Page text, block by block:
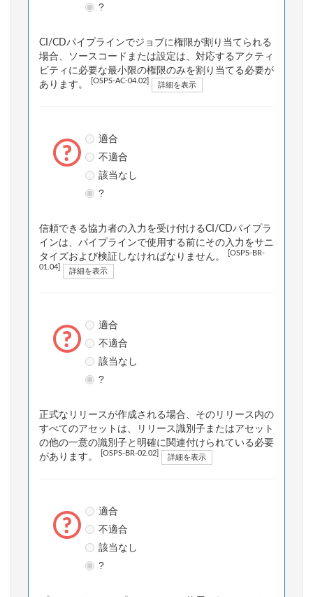
?
CI/CDパイプラインでジョブに権限が割り当てられる
場合、ソースコードまたは設定は、対応するアクティ
ビティに必要な最小限の権限のみを割り当てる必要が
あります。
[OSPS-AC-04.02] 詳細を表示
適合
不適合
該当なし
?
信頼できる協力者の入力を受け付けるCI/CDパイプラ
インは、パイプラインで使用する前にその入力をサニ
タイズおよび検証しなければなりません。
[OSPS-BR-
01.04] 詳細を表示
適合
不適合
該当なし
?
正式なリリースが作成される場合、そのリリース内の
すべてのアセットは、リリース識別子またはアセット
の他の一意の識別子と明確に関連付けられている必要
があります。
[OSPS-BR-02.02] 詳細を表示
適合
不適合
該当なし
?